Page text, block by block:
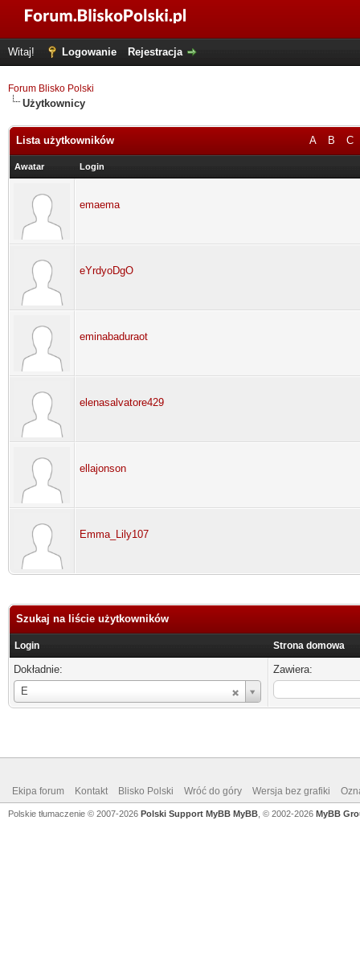
Witaj! Logowanie Rejestracja
Forum Blisko Polski
Użytkownicy
A B C
Lista użytkowników
Awatar Login
emaema
eYrdyoDgO
eminabaduraot
elenasalvatore429
ellajonson
Emma_Lily107
Szukaj na liście użytkowników
Login Strona domowa
Dokładnie:
E
Login
Zawiera:
Ekipa forum Kontakt Blisko Polski Wróć do góry Wersja bez grafiki
Polskie tłumaczenie © 2007-2026 Polski Support MyBB MyBB , © 2002-2026 MyBB